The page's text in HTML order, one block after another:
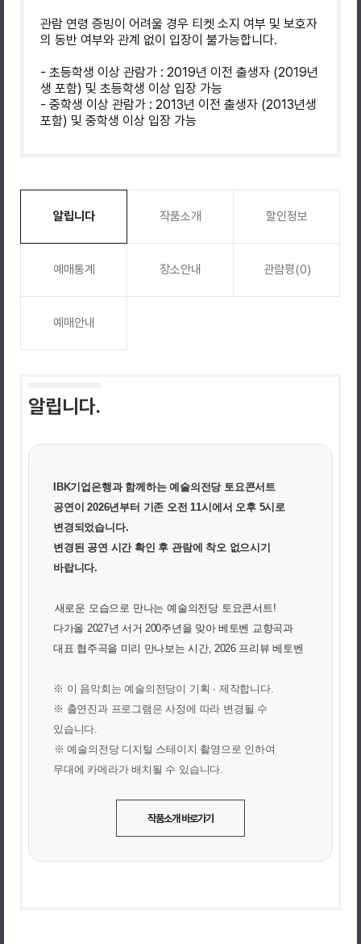
관람 연령 증빙이 어려울 경우 티켓 소지 여부 및 보호자
의 동반 여부와 관계 없이 입장이 불가능합니다.
- 초등학생 이상 관람가 : 2019년 이전 출생자 (2019년
생 포함) 및 초등학생 이상 입장 가능
- 중학생 이상 관람가 : 2013년 이전 출생자 (2013년생
포함) 및 중학생 이상 입장 가능
알립니다 작품소개 할인정보
예매통계 장소안내 관람평(0)
예매안내
알립니다.
IBK기업은행과 함께하는 예술의전당 토요콘서트
공연이 2026년부터 기존 오전 11시에서 오후 5시로
변경되었습니다.
변경된 공연 시간 확인 후 관람에 착오 없으시기
바랍니다.
새로운 모습으로 만나는 예술의전당 토요콘서트!
다가올 2027년 서거 200주년을 맞아 베토벤 교향곡과
대표 협주곡을 미리 만나보는 시간, 2026 프리뷰 베토벤
※ 이 음악회는 예술의전당이 기획 · 제작합니다.
※ 출연진과 프로그램은 사정에 따라 변경될 수
있습니다.
※ 예술의전당 디지털 스테이지 촬영으로 인하여
무대에 카메라가 배치될 수 있습니다.
작품소개 바로가기